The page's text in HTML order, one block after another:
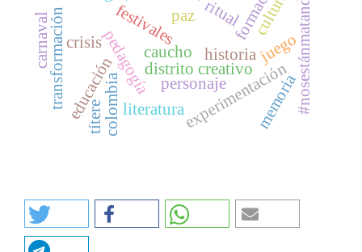
historia
festivales
distrito creativo
pedagogíacaucho
crisis
experimentación
transformacióneducación
cultura
carnaval
personaje
juego
memoria#nosestánmatando
colombia
paz ritual
literatura
títere